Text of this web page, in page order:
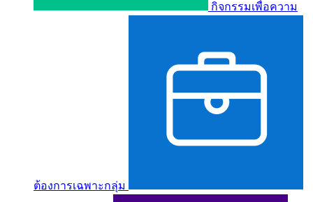
กิจกรรมเพื่อความ
ต้องการเฉพาะกลุ่ม